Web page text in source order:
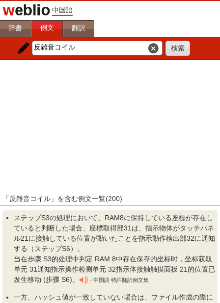
中国語
辞書 例文 翻訳
「反雑音コイル」を含む例文一覧(200)
ステップS3の処理において、RAM8に保持している座標が存在し
ていると判断した場合、座標取得部31は、指示物体がタッチパネ
ル21に接触している位置が動いたことを指示動作検出部32に通知
する（ステップS6）。
当在步骤 S3的处理中判定 RAM 8中存在保存的坐标时，坐标获取
单元 31通知指示操作检测单元 32指示体接触触摸面板 21的位置已
发生移动 (步骤 S6)。
- 中国語 特許翻訳例文集
一方、ハッシュ値が一致していない場合は、ファイル作成の際に